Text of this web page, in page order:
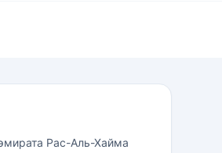
Рас-Аль-Хайма